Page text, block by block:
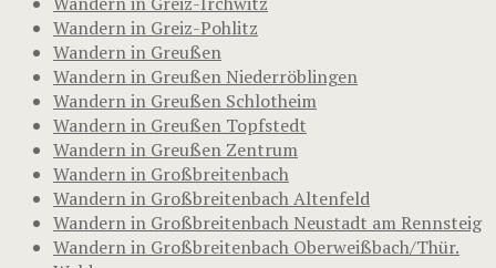
Wandern in Greiz-Pohlitz
Wandern in Greußen
Wandern in Greußen Niederröblingen
Wandern in Greußen Schlotheim
Wandern in Greußen Topfstedt
Wandern in Greußen Zentrum
Wandern in Großbreitenbach
Wandern in Großbreitenbach Altenfeld
Wandern in Großbreitenbach Neustadt am Rennsteig
Wandern in Großbreitenbach Oberweißbach/Thür.